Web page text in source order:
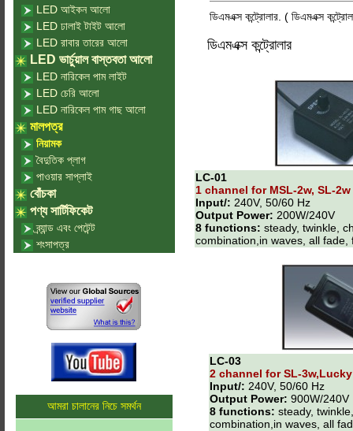
ডিএমএক্স কন্ট্রোলার. ( ডিএমএক্স
ডিএমএক্স কন্ট্রোলার
LC-01
1 channel for MSL-2w, SL-2w
Input/: 240V, 50/60 Hz
Output Power: 200W/240V
8 functions: steady, twinkle,
combination,in waves, all fade,
LC-03
2 channel for SL-
Input/: 240V, 50/60 Hz
Output Power: 900W/240V
8 functions: steady,
combination,in waves, all
LED আইকন আলো
LED ঢালাই টাইট আলো
LED রাবার তারের আলো
LED ভার্চুয়াল বাস্তবতা আলো
LED নারিকেল পাম লাইট
LED চেরি আলো
LED নারিকেল পাম গাছ আলো
মালপত্র
নিয়ামক
বৈদুতিক প্লাগ
পাওয়ার সাপ্লাই
বোঁচকা
পণ্য সার্টিফিকেট
ব্র্যান্ড এবং পেটেন্ট
শংসাপত্র
আমরা চালানের নিচে সমর্থন